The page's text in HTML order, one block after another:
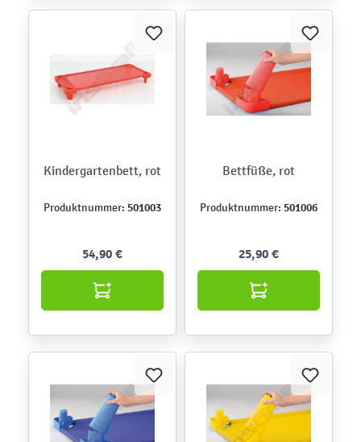
Kindergartenbett, rot
Produktnummer: 501003
54,90 €
Bettfüße, rot
Produktnummer: 501006
25,90 €